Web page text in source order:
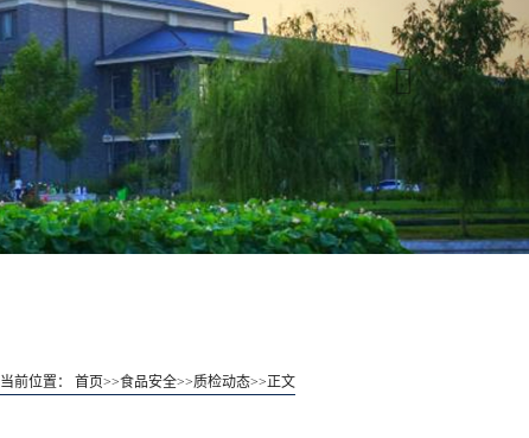
当前位置： 首页>>食品安全>>质检动态>>正文